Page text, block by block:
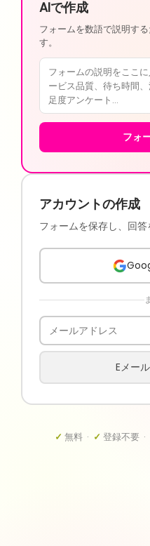
AIで作成
フォームを数語で説明す
す。
フォ
アカウントの作成
フォームを保存し、回答
Eメー
✓ 無料 · ✓ 登録不要 ·